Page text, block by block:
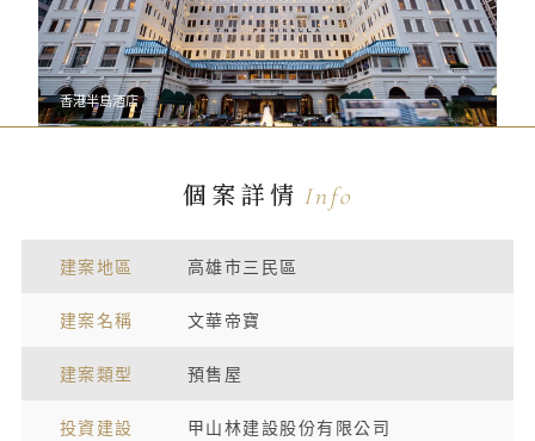
香港半島酒店
個案詳情 Info
建案地區 高雄市三民區
建案名稱 文華帝寶
建案類型 預售屋
投資建設 甲山林建設股份有限公司